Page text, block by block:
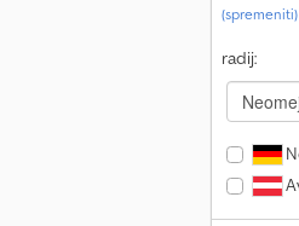
(spremeniti)
radij: